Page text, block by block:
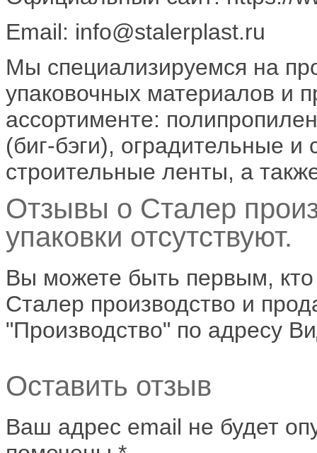
Email: info@stalerplast.ru
Мы специализируемся на
упаковочных материалов и
ассортименте:
(биг-бэги), оградительные
строительные ленты, а
Отзывы о Сталер
упаковки отсутствуют.
Вы можете быть первым,
Сталер производство и
"Производство" по адресу
Оставить отзыв
Ваш адрес email не будет